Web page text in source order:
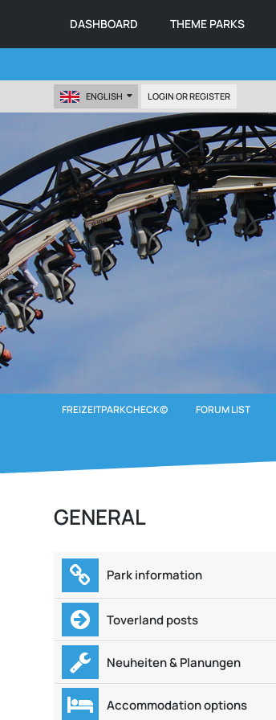
DASHBOARD THEME PARKS
ENGLISH LOGIN OR REGISTER
FREIZEITPARKCHECK© FORUM LIST
GENERAL
Park information
Toverland posts
Neuheiten & Planungen
Accommodation options